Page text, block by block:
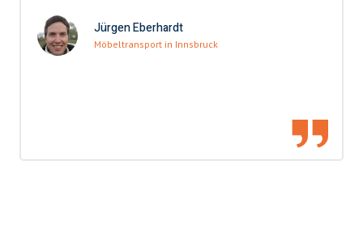
Jürgen Eberhardt
Möbeltransport in Innsbruck